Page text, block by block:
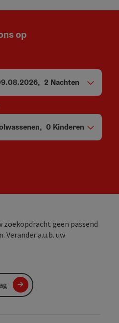
op
vertrek , 2 Nachten
, 0 Kinderen
zoekopdracht geen passend
Verander a.u.b. uw